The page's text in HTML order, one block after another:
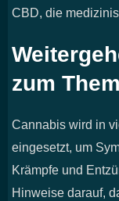
CBD, die
zum
Cannabis wird in
eingesetzt, um
Krämpfe und
Hinweise darauf,